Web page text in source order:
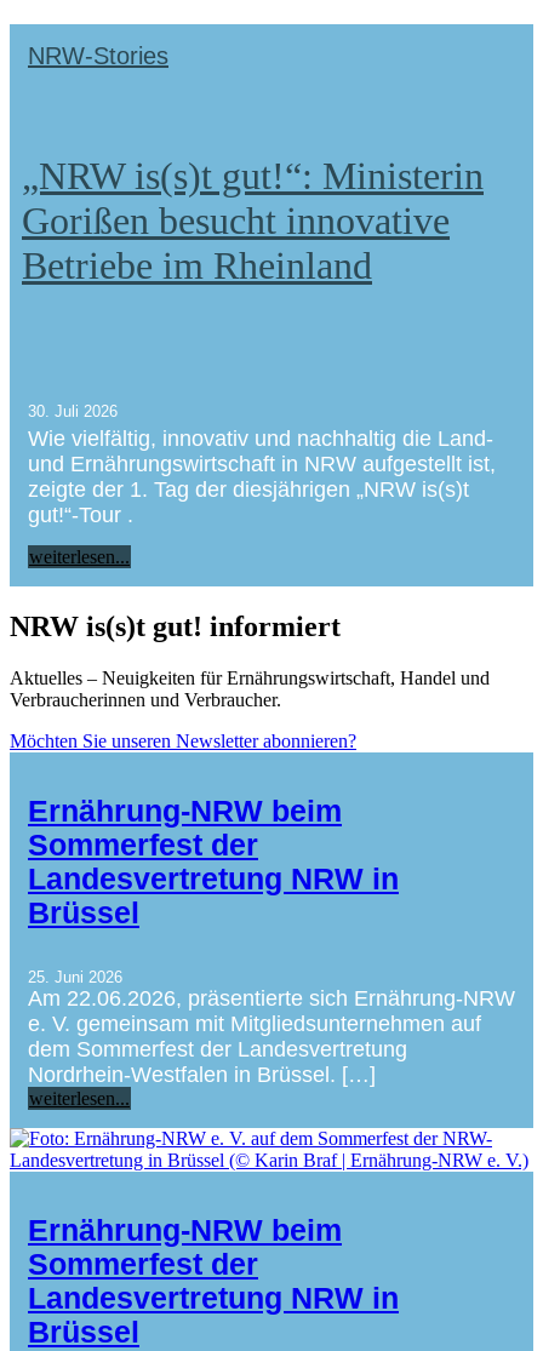
NRW-Stories
„NRW is(s)t gut!“: Ministerin
Gorißen besucht innovative
Betriebe im Rheinland
30. Juli 2026
Wie vielfältig, innovativ und nachhaltig die Land-
und Ernährungswirtschaft in NRW aufgestellt ist,
zeigte der 1. Tag der diesjährigen „NRW is(s)t
gut!“-Tour .
weiterlesen...
NRW is(s)t gut! informiert
Aktuelles – Neuigkeiten für Ernährungswirtschaft, Handel und
Verbraucherinnen und Verbraucher.
Möchten Sie unseren Newsletter abonnieren?
Ernährung-NRW beim
Sommerfest der
Landesvertretung NRW in
Brüssel
25. Juni 2026
Am 22.06.2026, präsentierte sich Ernährung-NRW
e. V. gemeinsam mit Mitgliedsunternehmen auf
dem Sommerfest der Landesvertretung
Nordrhein-Westfalen in Brüssel. […]
weiterlesen...
Ernährung-NRW beim
Sommerfest der
Landesvertretung NRW in
Brüssel